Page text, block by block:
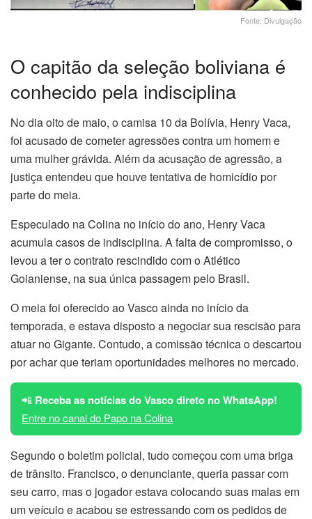
Fonte: Divulgação
O capitão da seleção boliviana é
conhecido pela indisciplina
No dia oito de maio, o camisa 10 da Bolívia, Henry Vaca,
foi acusado de cometer agressões contra um homem e
uma mulher grávida. Além da acusação de agressão, a
justiça entendeu que houve tentativa de homicídio por
parte do meia.
Especulado na Colina no início do ano, Henry Vaca
acumula casos de indisciplina. A falta de compromisso, o
levou a ter o contrato rescindido com o Atlético
Goianiense, na sua única passagem pelo Brasil.
O meia foi oferecido ao Vasco ainda no início da
temporada, e estava disposto a negociar sua rescisão para
atuar no Gigante. Contudo, a comissão técnica o descartou
por achar que teriam oportunidades melhores no mercado.
📲 Receba as notícias do Vasco direto no WhatsApp!
Entre no canal do Papo na Colina
Segundo o boletim policial, tudo começou com uma briga
de trânsito. Francisco, o denunciante, queria passar com
seu carro, mas o jogador estava colocando suas malas em
um veículo e acabou se estressando com os pedidos de